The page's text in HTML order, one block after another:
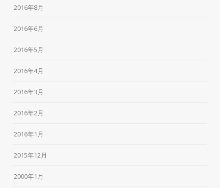
2016年8月
2016年6月
2016年5月
2016年4月
2016年3月
2016年2月
2016年1月
2015年12月
2000年1月